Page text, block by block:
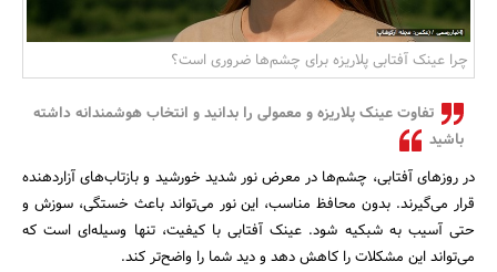
چرا عینک آفتابی پلاریزه برای چشم‌ها ضروری است؟
تفاوت عینک پلاریزه و معمولی را بدانید و انتخاب هوشمندانه داشته
باشید
در روزهای آفتابی، چشم‌ها در معرض نور شدید خورشید و بازتاب‌های آزاردهنده
قرار می‌گیرند. بدون محافظ مناسب، این نور می‌تواند باعث خستگی، سوزش و
حتی آسیب به شبکیه شود. عینک آفتابی با کیفیت، تنها وسیله‌ای است که
می‌تواند این مشکلات را کاهش دهد و دید شما را واضح‌تر کند.